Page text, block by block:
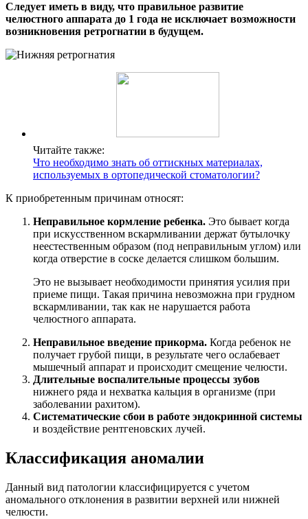
Следует иметь в виду, что правильное развитие
челюстного аппарата до 1 года не исключает возможности
возникновения ретрогнатии в будущем.
Читайте также:
Что необходимо знать об оттискных материалах,
используемых в ортопедической стоматологии?
К приобретенным причинам относят:
Неправильное кормление ребенка. Это бывает когда
при искусственном вскармливании держат бутылочку
неестественным образом (под неправильным углом) или
когда отверстие в соске делается слишком большим.
Это не вызывает необходимости принятия усилия при
приеме пищи. Такая причина невозможна при грудном
вскармливании, так как не нарушается работа
челюстного аппарата.
Неправильное введение прикорма. Когда ребенок не
получает грубой пищи, в результате чего ослабевает
мышечный аппарат и происходит смещение челюсти.
Длительные воспалительные процессы зубов
нижнего ряда и нехватка кальция в организме (при
заболевании рахитом).
Систематические сбои в работе эндокринной системы
и воздействие рентгеновских лучей.
Классификация аномалии
Данный вид патологии классифицируется с учетом
аномального отклонения в развитии верхней или нижней
челюсти.